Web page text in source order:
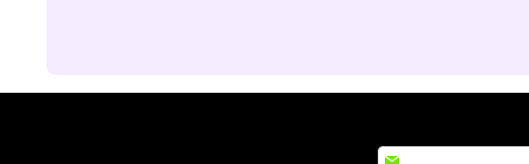
Přihlaste